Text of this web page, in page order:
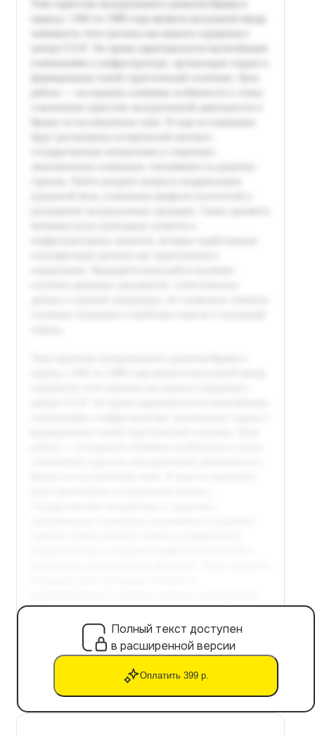
Полный текст доступен
в расширенной версии
Оплатить 399 р.